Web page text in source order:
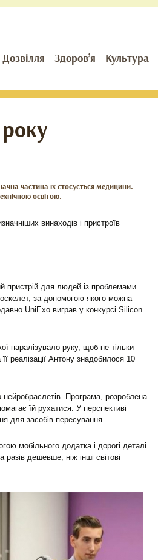
Дозвілля Здоров’я Культура
частина їх стосується медицини.
освітою.
винаходів і пристроїв
пристрій для людей із проблемами
за допомогою якого можна
UniExo виграв у конкурсі Silicon
паралізувало руку, щоб не тільки
реалізації Антону знадобилося 10
Програма, розроблена
їй рухатися. У перспективі
для засобів пересування.
мобільного додатка і дорогі деталі
дешевше, ніж інші світові